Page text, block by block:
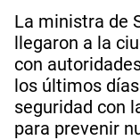
La ministra de
llegaron a la
con
los últimos
seguridad con
para prevenir